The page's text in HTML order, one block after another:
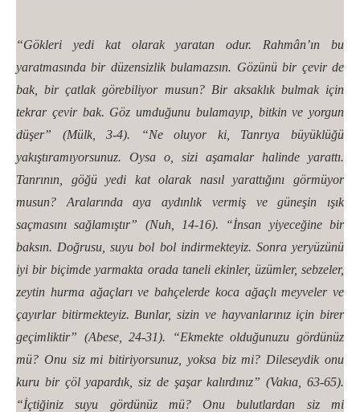
“Gökleri yedi kat olarak yaratan odur. Rahmân’ın bu
yaratmasında bir düzensizlik bulamazsın. Gözünü bir çevir de
bak, bir çatlak görebiliyor musun? Bir aksaklık bulmak için
tekrar çevir bak. Göz umduğunu bulamayıp, bitkin ve yorgun
düşer” (Mülk, 3-4). “Ne oluyor ki, Tanrıya büyüklüğü
yakıştıramıyorsunuz. Oysa o, sizi aşamalar halinde yarattı.
Tanrının, göğü yedi kat olarak nasıl yarattığını görmüyor
musun? Aralarında aya aydınlık vermiş ve güneşin ışık
saçmasını sağlamıştır” (Nuh, 14-16). “İnsan yiyeceğine bir
baksın. Doğrusu, suyu bol bol indirmekteyiz. Sonra yeryüzünü
iyi bir biçimde yarmakta orada taneli ekinler, üzümler, sebzeler,
zeytin hurma ağaçları ve bahçelerde koca ağaçlı meyveler ve
çayırlar bitirmekteyiz. Bunlar, sizin ve hayvanlarınız için birer
geçimliktir” (Abese, 24-31). “Ekmekte olduğunuzu gördünüz
mü? Onu siz mi bitiriyorsunuz, yoksa biz mi? Dileseydik onu
kuru bir çöl yapardık, siz de şaşar kalırdınız” (Vakıa, 63-65).
“İçtiğiniz suyu gördünüz mü? Onu bulutlardan siz mi